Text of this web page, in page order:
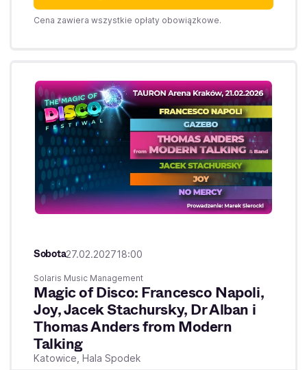
Cena zawiera wszystkie opłaty obowiązkowe.
Sobota27.02.202718:00
Solaris Music Management
Magic of Disco: Francesco Napoli,
Joy, Jacek Stachursky, Dr Alban i
Thomas Anders from Modern
Talking
Katowice, Hala Spodek